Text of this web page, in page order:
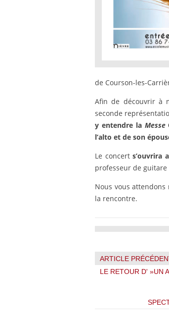
de Courson-les-
Afin de découvrir à
seconde
y entendre la Messe
l’alto et de son
Le concerts’ouvrira
professeur de guitare
Nous vous
la rencontre.
ARTICLE
LE RETOUR D' »UN